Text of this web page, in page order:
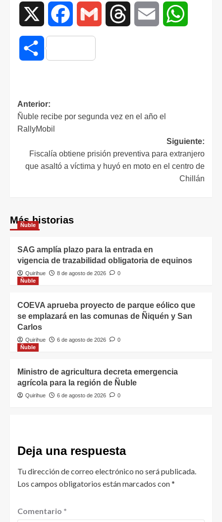
Facebook Gmail Threads Email
Compartir
Anterior:
Ñuble recibe por segunda vez en el año el
RallyMobil
Siguiente:
Fiscalía obtiene prisión preventiva para extranjero
que asaltó a víctima y huyó en moto en el centro de
Chillán
Más historias
Ñuble
SAG amplía plazo para la entrada en
vigencia de trazabilidad obligatoria de equinos
Quirihue 8 de agosto de 2026
0
Ñuble
COEVA aprueba proyecto de parque eólico que
se emplazará en las comunas de Ñiquén y San
Carlos
Quirihue 6 de agosto de 2026
0
Ñuble
Ministro de agricultura decreta emergencia
agrícola para la región de Ñuble
Quirihue 6 de agosto de 2026 0
Deja una respuesta
Tu dirección de correo electrónico no será publicada.
Los campos obligatorios están marcados con*
Comentario *